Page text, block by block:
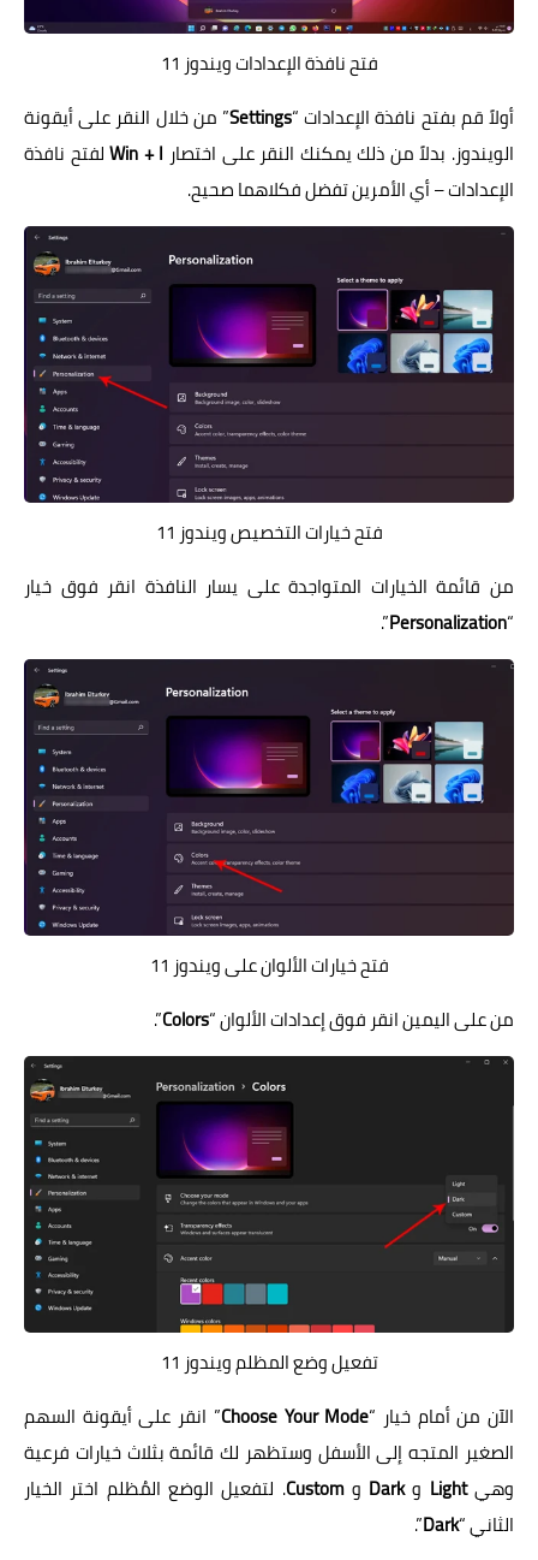
فتح نافذة الإعدادات ويندوز 11
أولاً قم بفتح نافذة الإعدادات “Settings” من خلال النقر على أيقونة
الويندوز. بدلاً من ذلك يمكنك النقر على اختصار Win + Iلفتح نافذة
الإعدادات – أي الأمرين تفضل فكلاهما صحيح.
فتح خيارات التخصيص ويندوز 11
من قائمة الخيارات المتواجدة على يسار النافذة انقر فوق خيار
“
Personalization
”.
فتح خيارات الألوان على ويندوز 11
من على اليمين انقر فوق إعدادات الألوان “Colors
”.
تفعيل وضع المظلم ويندوز 11
الآن من أمام خيار “Choose Your Mode” انقر على أيقونة السهم
الصغير المتجه إلى الأسفل وستظهر لك قائمة بثلاث خيارات فرعية
وهيLight وDark وCustom. لتفعيل الوضع المُظلم اختر الخيار
الثاني “Dark
”.